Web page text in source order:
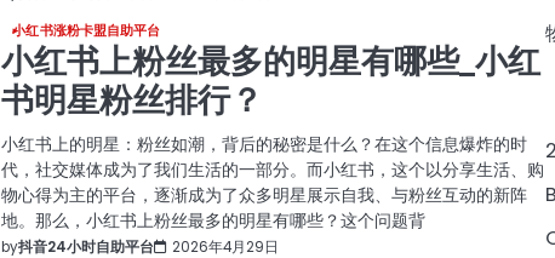
小红书涨粉卡盟自助平台
小红书上粉丝最多的明星有哪些_小红
书明星粉丝排行？
小红书上的明星：粉丝如潮，背后的秘密是什么？在这个信息爆炸的时
代，社交媒体成为了我们生活的一部分。而小红书，这个以分享生活、购
物心得为主的平台，逐渐成为了众多明星展示自我、与粉丝互动的新阵
地。那么，小红书上粉丝最多的明星有哪些？这个问题背
by抖音24小时自助平台 2026年4月29日